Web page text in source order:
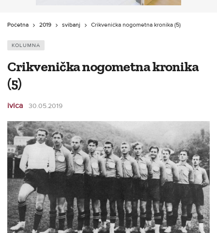
Početna 2019 svibanj Crikvenička nogometna kronika (5)
KOLUMNA
Crikvenička nogometna kronika
(5)
ivica 30.05.2019